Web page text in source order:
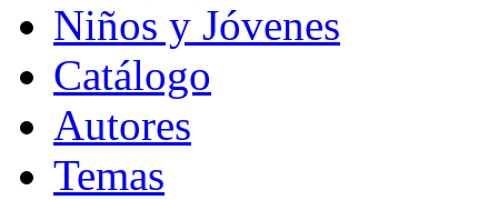
Niños y Jóvenes
Catálogo
Autores
Temas